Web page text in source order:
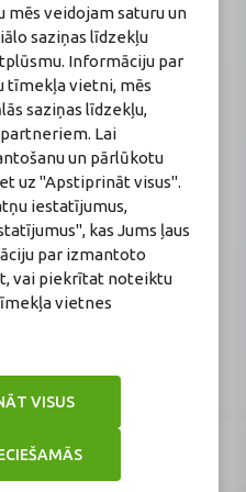
mēs veidojam saturu un
saziņas līdzekļu
Informāciju par
tīmekļa vietni, mēs
saziņas līdzekļu,
Lai
un pārlūkotu
uz "Apstiprināt visus".
iestatījumus,
kas Jums ļaus
par izmantoto
vai piekrītat noteiktu
vietnes
VISUS
E-aptiekas kontakti
Aptiekas vadītāja:
Sertificēta farmaceite: Jeļena
Gončarova
Reģistrācijas Nr.: F-0834
Sertifikāta Nr.: 215.2025
Veselības inspekcija
E-pasts: vi@vi.gov.lv